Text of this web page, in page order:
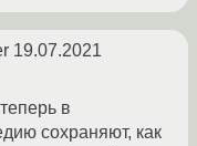
19.07.2021
в
сохраняют, как